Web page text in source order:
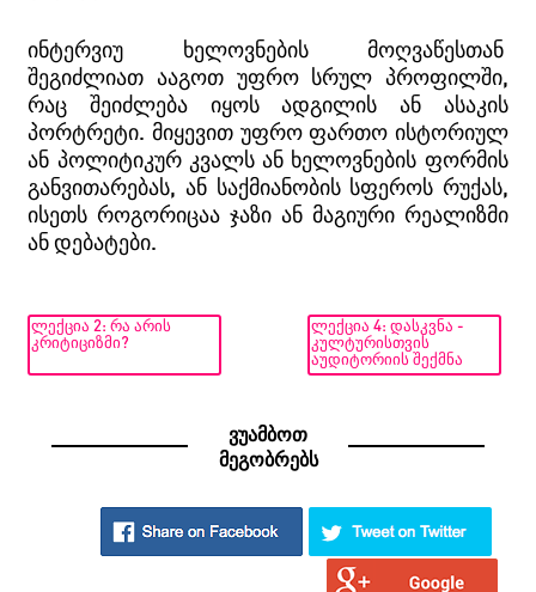
ინტერვიუ ხელოვნების მოღვაწესთან
შეგიძლიათ ააგოთ უფრო სრულ პროფილში,
რაც შეიძლება იყოს ადგილის ან ასაკის
პორტრეტი. მიყევით უფრო ფართო ისტორიულ
ან პოლიტიკურ კვალს ან ხელოვნების ფორმის
განვითარებას, ან საქმიანობის სფეროს რუქას,
ისეთს როგორიცაა ჯაზი ან მაგიური რეალიზმი
ან დებატები.
ᲚᲔᲥᲪᲘᲐ 2: ᲠᲐ ᲐᲠᲘᲡ
ᲙᲠᲘᲢᲘᲪᲘᲖᲛᲘ?
ᲚᲔᲥᲪᲘᲐ 4: ᲓᲐᲡᲙᲕᲜᲐ -
ᲙᲣᲚᲢᲣᲠᲘᲡᲗᲕᲘᲡ
ᲐᲣᲓᲘᲢᲝᲠᲘᲘᲡ ᲨᲔᲥᲛᲜᲐ
ვუამბოთ
მეგობრებს